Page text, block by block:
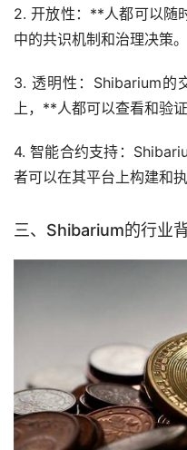
2. 开放性：**人都可以随
中的共识机制和治理决策。
3. 透明性：Shibarium的
上，**人都可以查看和验证
4. 智能合约支持：
者可以在其平台上构建和
三、Shibarium的行业